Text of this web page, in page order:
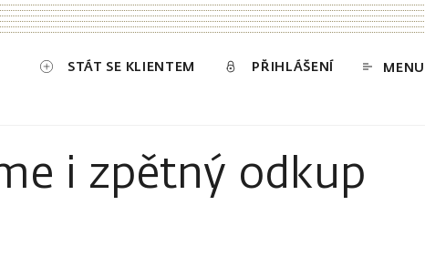
STÁT SE KLIENTEM PŘIHLÁŠENÍ MENU
i zpětný odkup